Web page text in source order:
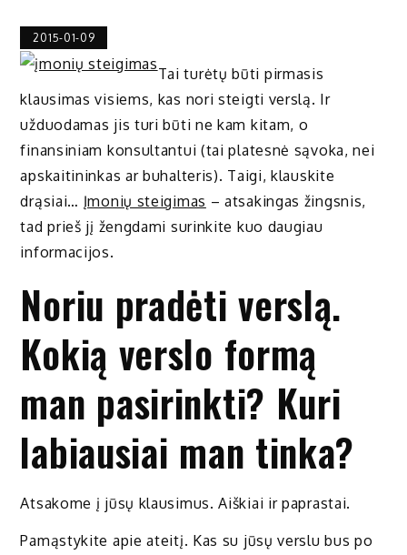
2015-01-09
Tai turėtų būti pirmasis
klausimas visiems, kas nori steigti verslą. Ir
užduodamas jis turi būti ne kam kitam, o
finansiniam konsultantui (tai platesnė sąvoka, nei
apskaitininkas ar buhalteris). Taigi, klauskite
drąsiai… Įmonių steigimas – atsakingas žingsnis,
tad prieš jį žengdami surinkite kuo daugiau
informacijos.
Noriu pradėti verslą.
Kokią verslo formą
man pasirinkti? Kuri
labiausiai man tinka?
Atsakome į jūsų klausimus. Aiškiai ir paprastai.
Pamąstykite apie ateitį. Kas su jūsų verslu bus po